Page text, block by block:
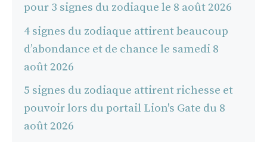
pour 3 signes du zodiaque le 8 août 2026
4 signes du zodiaque attirent beaucoup
d’abondance et de chance le samedi 8
août 2026
5 signes du zodiaque attirent richesse et
pouvoir lors du portail Lion's Gate du 8
août 2026